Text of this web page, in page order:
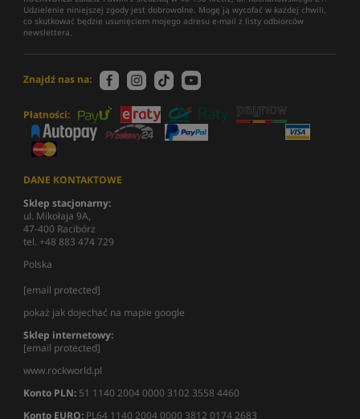
Udzielenie niniejszej zgody jest dobrowolne. Mogę ją wycofać w każdej chwili,
co skutkować będzie usunięciem mojego adresu e-mail z listy odbiorców
newslettera.
Znajdź nas na:
Płatności:
DANE KONTAKTOWE
Sklep stacjonarny:
ul. Mikołaja 9A,
47-400 Racibórz
tel. +48 883 474 729
Polska
[email protected]
pokaż jak dojechać na mapie google
Sklep internetowy:
[email protected]
www.rockworld.pl
Konto PLN: 51 1140 2004 0000 3102 3558 4460
Konto EURO: PL64 1140 2004 0000 3812 0174 2683